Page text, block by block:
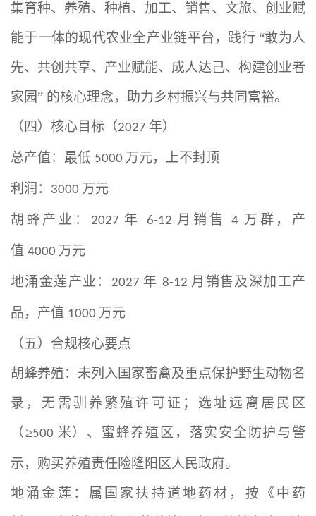
集育种、养殖、种植、加工、销售、文旅、创业赋
能于一体的现代农业全产业链平台，践行 “敢为人
先、共创共享、产业赋能、成人达己、构建创业者
家园” 的核心理念，助力乡村振兴与共同富裕。
（四）核心目标（2027 年）
总产值：最低 5000 万元，上不封顶
利润： 3000 万元
胡蜂产业： 2027 年 6-12月销售4 万群，产
值 4000 万元
地涌金莲产业： 2027 年 8-12月销售及深加工产
品，产值 1000 万元
（五）合规核心要点
胡蜂养殖：未列入国家畜禽及重点保护野生动物名
录，无需驯养繁殖许可证；选址远离居民区
（≥500 米）、蜜蜂养殖区，落实安全防护与警
示，购买养殖责任险隆阳区人民政府。
地涌金莲：属国家扶持道地药材，按《中药